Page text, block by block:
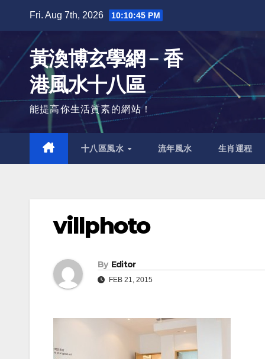
content
Fri. Aug 7th, 2026 10:10:46 PM
黃渙博玄學網﹣香
港風水十八區
能提高你生活質素的網站！
十八區風水 流年風水 生肖運程
villphoto
By Editor
FEB 21, 2015